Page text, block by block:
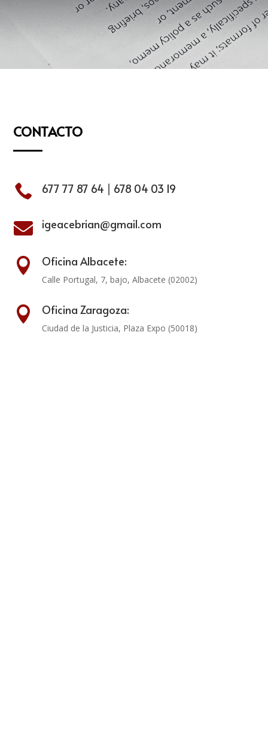
CONTACTO
 677 77 87 64 | 678 04 03 19
 igeacebrian@gmail.com
 Oficina Albacete:
Calle Portugal, 7, bajo, Albacete (02002)
 Oficina Zaragoza:
Ciudad de la Justicia, Plaza Expo (50018)